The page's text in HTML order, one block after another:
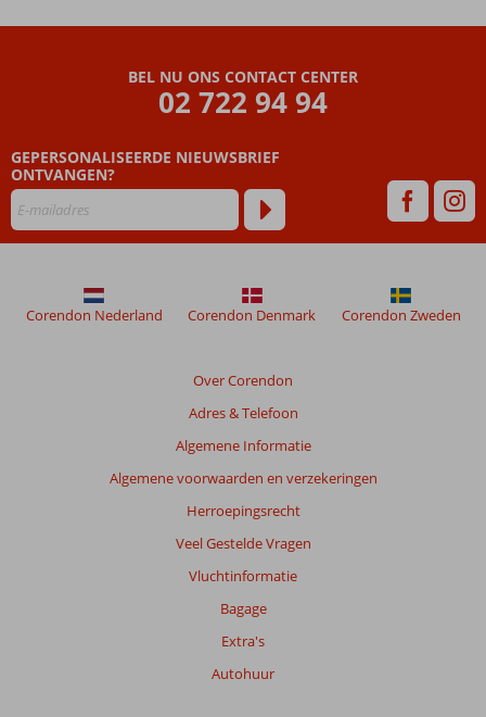
BEL NU ONS CONTACT CENTER
02 722 94 94
GEPERSONALISEERDE NIEUWSBRIEF
ONTVANGEN?
Over Corendon
Adres & Telefoon
Algemene Informatie
Algemene voorwaarden en verzekeringen
Herroepingsrecht
Veel Gestelde Vragen
Vluchtinformatie
Bagage
Extra's
Autohuur
Corendon Nederland Corendon Denmark Corendon Zweden